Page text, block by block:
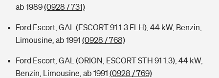
ab 1989(0928 / 731)
Ford Escort, GAL (ESCORT 91 1.3 FLH), 44 kW, Benzin,
Limousine, ab 1991 (0928 / 768)
Ford Escort, GAL (ORION, ESCORT STH 91 1.3), 44 kW,
Benzin, Limousine, ab 1991 (0928 / 769)